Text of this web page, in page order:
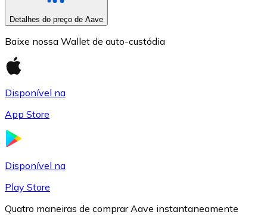
Detalhes do preço de Aave
Baixe nossa Wallet de auto-custódia
Disponível na
App Store
Disponível na
Play Store
Quatro maneiras de comprar Aave instantaneamente